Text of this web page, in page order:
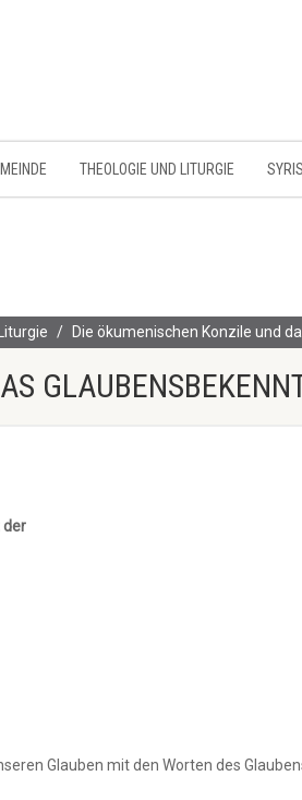
THEOLOGIE UND LITURGIE
Die ökumenischen Konzile und
der
Glauben mit den Worten des